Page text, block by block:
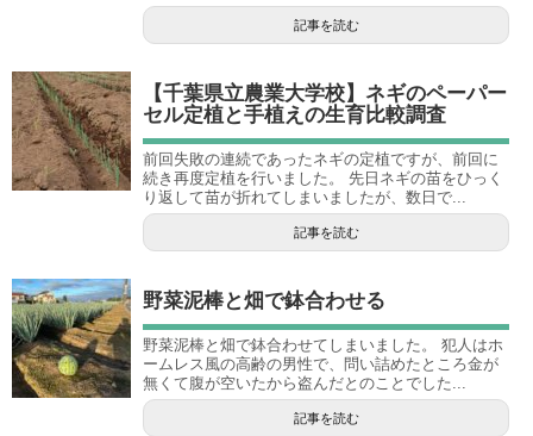
記事を読む
【千葉県立農業大学校】ネギのペーパー
セル定植と手植えの生育比較調査
前回失敗の連続であったネギの定植ですが、前回に
続き再度定植を行いました。 先日ネギの苗をひっく
り返して苗が折れてしまいましたが、数日で...
記事を読む
野菜泥棒と畑で鉢合わせる
野菜泥棒と畑で鉢合わせてしまいました。 犯人はホ
ームレス風の高齢の男性で、問い詰めたところ金が
無くて腹が空いたから盗んだとのことでした...
記事を読む